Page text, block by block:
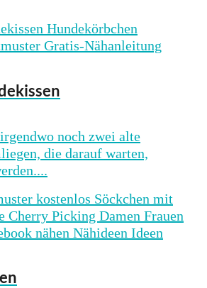
noch zwei alte
die darauf warten,